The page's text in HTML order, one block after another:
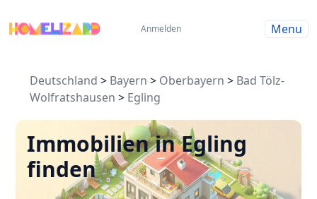
Anmelden Menu
Deutschland > Bayern > Oberbayern > Bad Tölz-
Wolfratshausen > Egling
Immobilien in Egling
finden